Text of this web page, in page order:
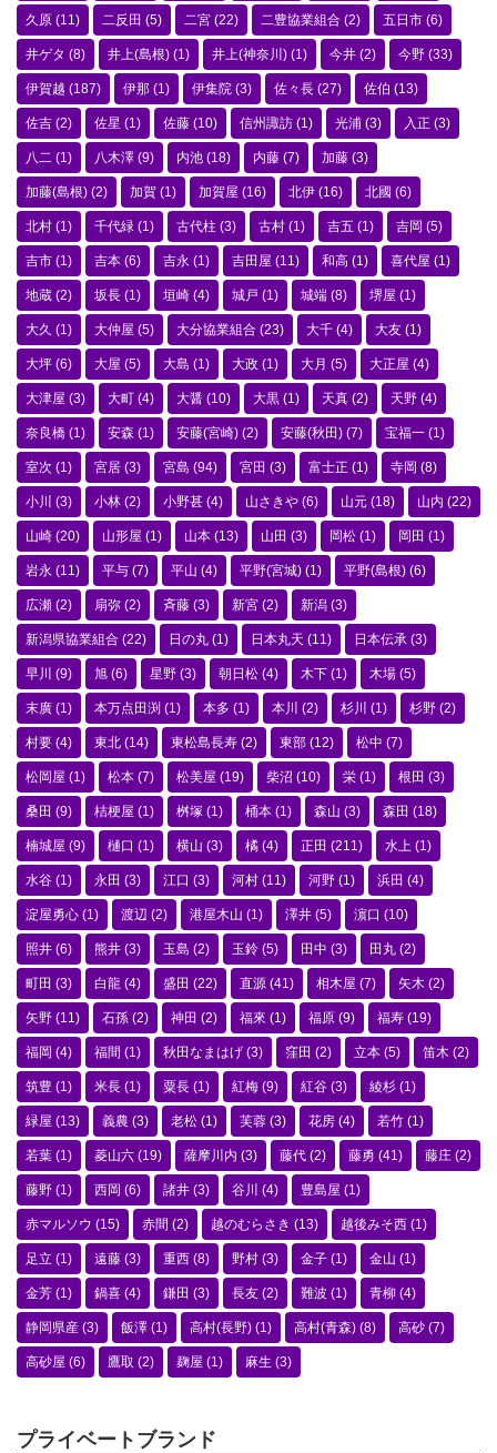
久原 (11) 二反田 (5) 二宮 (22) 二豊協業組合 (2) 五日市 (6)
井ゲタ (8) 井上(島根) (1) 井上(神奈川) (1) 今井 (2) 今野 (33)
伊賀越 (187) 伊那 (1) 伊集院 (3) 佐々長 (27) 佐伯 (13)
佐吉 (2) 佐星 (1) 佐藤 (10) 信州諏訪 (1) 光浦 (3) 入正 (3)
八二 (1) 八木澤 (9) 内池 (18) 内藤 (7) 加藤 (3)
加藤(島根) (2) 加賀 (1) 加賀屋 (16) 北伊 (16) 北國 (6)
北村 (1) 千代緑 (1) 古代柱 (3) 古村 (1) 吉五 (1) 吉岡 (5)
吉市 (1) 吉本 (6) 吉永 (1) 吉田屋 (11) 和高 (1) 喜代屋 (1)
地蔵 (2) 坂長 (1) 垣崎 (4) 城戸 (1) 城端 (8) 堺屋 (1)
大久 (1) 大仲屋 (5) 大分協業組合 (23) 大千 (4) 大友 (1)
大坪 (6) 大屋 (5) 大島 (1) 大政 (1) 大月 (5) 大正屋 (4)
大津屋 (3) 大町 (4) 大醤 (10) 大黒 (1) 天真 (2) 天野 (4)
奈良橋 (1) 安森 (1) 安藤(宮崎) (2) 安藤(秋田) (7) 宝福一 (1)
室次 (1) 宮居 (3) 宮島 (94) 宮田 (3) 富士正 (1) 寺岡 (8)
小川 (3) 小林 (2) 小野甚 (4) 山さきや (6) 山元 (18) 山内 (22)
山崎 (20) 山形屋 (1) 山本 (13) 山田 (3) 岡松 (1) 岡田 (1)
岩永 (11) 平与 (7) 平山 (4) 平野(宮城) (1) 平野(島根) (6)
広瀬 (2) 扇弥 (2) 斉藤 (3) 新宮 (2) 新潟 (3)
新潟県協業組合 (22) 日の丸 (1) 日本丸天 (11) 日本伝承 (3)
早川 (9) 旭 (6) 星野 (3) 朝日松 (4) 木下 (1) 木場 (5)
末廣 (1) 本万点田渕 (1) 本多 (1) 本川 (2) 杉川 (1) 杉野 (2)
村要 (4) 東北 (14) 東松島長寿 (2) 東部 (12) 松中 (7)
松岡屋 (1) 松本 (7) 松美屋 (19) 柴沼 (10) 栄 (1) 根田 (3)
桑田 (9) 桔梗屋 (1) 桝塚 (1) 桶本 (1) 森山 (3) 森田 (18)
楠城屋 (9) 樋口 (1) 横山 (3) 橘 (4) 正田 (211) 水上 (1)
水谷 (1) 永田 (3) 江口 (3) 河村 (11) 河野 (1) 浜田 (4)
淀屋勇心 (1) 渡辺 (2) 港屋木山 (1) 澤井 (5) 濵口 (10)
照井 (6) 熊井 (3) 玉島 (2) 玉鈴 (5) 田中 (3) 田丸 (2)
町田 (3) 白龍 (4) 盛田 (22) 直源 (41) 相木屋 (7) 矢木 (2)
矢野 (11) 石孫 (2) 神田 (2) 福來 (1) 福原 (9) 福寿 (19)
福岡 (4) 福間 (1) 秋田なまはげ (3) 窪田 (2) 立本 (5) 笛木 (2)
筑豊 (1) 米長 (1) 粟長 (1) 紅梅 (9) 紅谷 (3) 綾杉 (1)
緑屋 (13) 義農 (3) 老松 (1) 芙蓉 (3) 花房 (4) 若竹 (1)
若葉 (1) 菱山六 (19) 薩摩川内 (3) 藤代 (2) 藤勇 (41) 藤庄 (2)
藤野 (1) 西岡 (6) 諸井 (3) 谷川 (4) 豊島屋 (1)
赤マルソウ (15) 赤間 (2) 越のむらさき (13) 越後みそ西 (1)
足立 (1) 遠藤 (3) 重西 (8) 野村 (3) 金子 (1) 金山 (1)
金芳 (1) 鍋喜 (4) 鎌田 (3) 長友 (2) 難波 (1) 青柳 (4)
静岡県産 (3) 飯澤 (1) 高村(長野) (1) 高村(青森) (8) 高砂 (7)
高砂屋 (6) 鷹取 (2) 麹屋 (1) 麻生 (3)
プライベートブランド